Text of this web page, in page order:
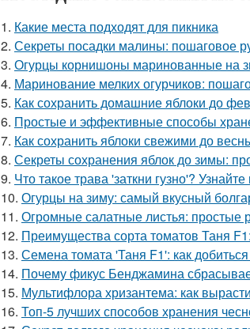
1. Какие места подходят для пикника
2. Секреты посадки малины: пошаговое
3. Огурцы корнишоны маринованные на
4. Маринование мелких огурчиков:
5. Как сохранить домашние яблоки до
6. Простые и эффективные способы
7. Как сохранить яблоки свежими до
8. Секреты сохранения яблок до зимы:
9. Что такое трава 'заткни гузно'?
10. Огурцы на зиму: самый вкусный
11. Огромные салатные листья: простые
12. Преимущества сорта томатов Таня
13. Семена томата 'Таня F1': как
14. Почему фикус Бенджамина
15. Мультифлора хризантема: как
16. Топ-5 лучших способов хранения